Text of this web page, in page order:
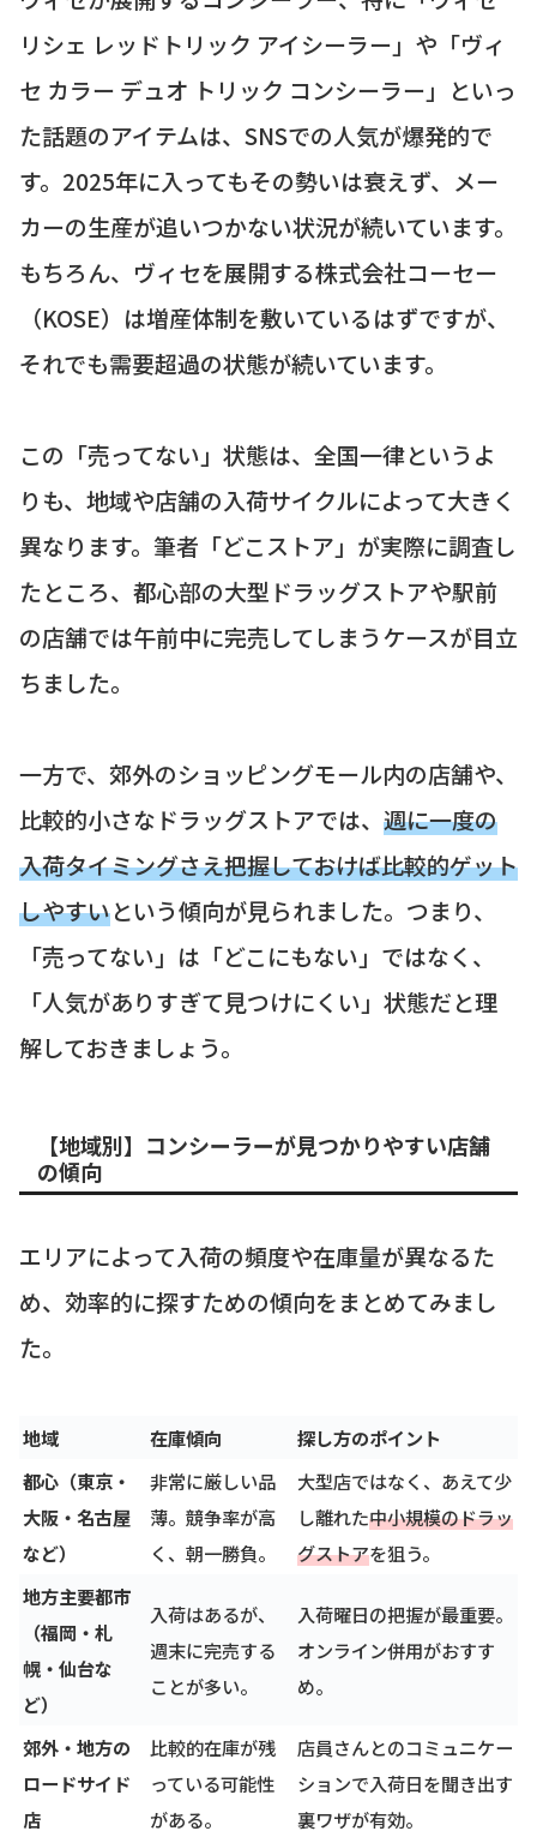
リシェ レッドトリック アイシーラー」や「ヴィ
セ カラー デュオ トリック コンシーラー」といっ
た話題のアイテムは、SNSでの人気が爆発的で
す。2025年に入ってもその勢いは衰えず、メー
カーの生産が追いつかない状況が続いています。
もちろん、ヴィセを展開する株式会社コーセー
（KOSE）は増産体制を敷いているはずですが、
それでも需要超過の状態が続いています。
この「売ってない」状態は、全国一律というよ
りも、地域や店舗の入荷サイクルによって大きく
異なります。筆者「どこストア」が実際に調査し
たところ、都心部の大型ドラッグストアや駅前
の店舗では午前中に完売してしまうケースが目立
ちました。
一方で、郊外のショッピングモール内の店舗や、
比較的小さなドラッグストアでは、 週に一度の
入荷タイミングさえ把握しておけば比較的ゲット
しやすいという傾向が見られました。つまり、
「売ってない」は「どこにもない」ではなく、
「人気がありすぎて見つけにくい」状態だと理
解しておきましょう。
【地域別】コンシーラーが見つかりやすい店舗
の傾向
エリアによって入荷の頻度や在庫量が異なるた
め、効率的に探すための傾向をまとめてみまし
た。
地域 在庫傾向
探し方のポイント
都心（東京・
大阪・名古屋
など）
非常に厳しい品
薄。競争率が高
く、朝一勝負。
大型店ではなく、あえて少
し離れた中小規模のドラッ
グストアを狙う。
地方主要都市
（福岡・札
幌・仙台な
ど）
入荷はあるが、
週末に完売する
ことが多い。
入荷曜日の把握が最重要。
オンライン併用がおすす
め。
郊外・地方の
ロードサイド
店
比較的在庫が残
っている可能性
がある。
店員さんとのコミュニケー
ションで入荷日を聞き出す
裏ワザが有効。